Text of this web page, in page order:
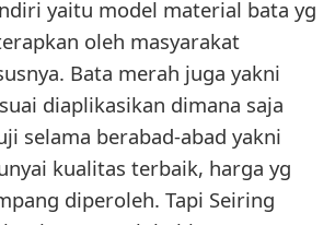
yaitu model material bata yg
oleh masyarakat
Bata merah juga yakni
diaplikasikan dimana saja
selama berabad-abad yakni
kualitas terbaik, harga yg
diperoleh. Tapi Seiring